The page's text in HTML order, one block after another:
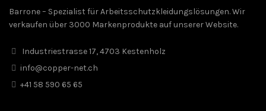
Barrone – Spezialist für Arbeitsschutzkleidungslösungen. Wir
verkaufen über 3000 Markenprodukte auf unserer Website.
Industriestrasse 17, 4703 Kestenholz
info@copper-net.ch
+41 58 590 65 65